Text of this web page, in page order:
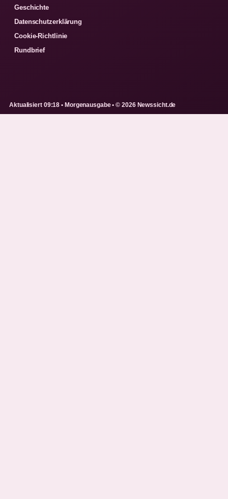
Geschichte
Datenschutzerklärung
Cookie-Richtlinie
Rundbrief
Aktualisiert 09:18 • Morgenausgabe • © 2026 Newssicht.de